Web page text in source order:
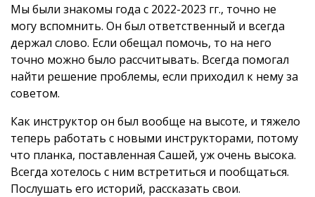
Мы были знакомы года с 2022-2023 гг., точно не
могу вспомнить. Он был ответственный и всегда
держал слово. Если обещал помочь, то на него
точно можно было рассчитывать. Всегда помогал
найти решение проблемы, если приходил к нему за
советом.
Как инструктор он был вообще на высоте, и тяжело
теперь работать с новыми инструкторами, потому
что планка, поставленная Сашей, уж очень высока.
Всегда хотелось с ним встретиться и пообщаться.
Послушать его историй, рассказать свои.